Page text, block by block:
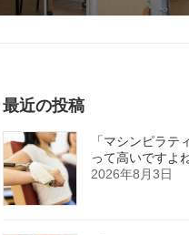
最近の投稿
「マシンピラテ
って高いですよね
2026年8月3日